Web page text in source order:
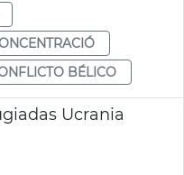
BÉLICO
Ucrania